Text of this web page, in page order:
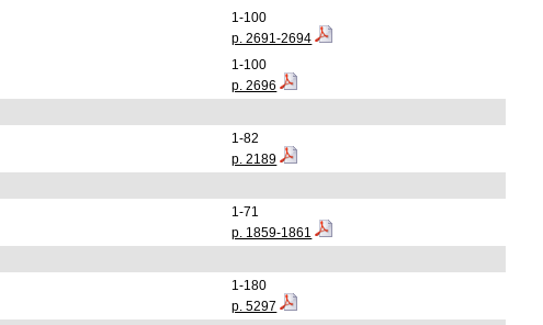
1-100
p. 2691-2694
1-100
p. 2696
1-82
p. 2189
1-71
p. 1859-1861
1-180
p. 5297